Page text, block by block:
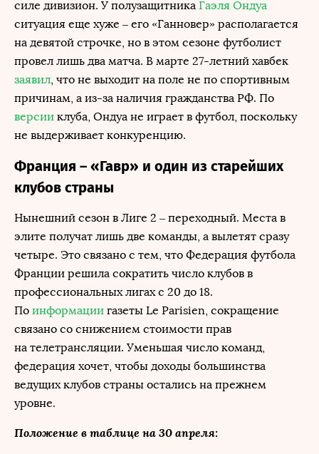
силе дивизион. У полузащитника Гаэля Ондуа
ситуация еще хуже – его «Ганновер» располагается
на девятой строчке, но в этом сезоне футболист
провел лишь два матча. В марте 27-летний хавбек
заявил, что не выходит на поле не по спортивным
причинам, а из-за наличия гражданства РФ. По
версии клуба, Ондуа не играет в футбол, поскольку
не выдерживает конкуренцию.
Франция – «Гавр» и один из старейших
клубов страны
Нынешний сезон в Лиге 2 – переходный. Места в
элите получат лишь две команды, а вылетят сразу
четыре. Это связано с тем, что Федерация футбола
Франции решила сократить число клубов в
профессиональных лигах с 20 до 18.
По информации газеты Le Parisien, сокращение
связано со снижением стоимости прав
на телетрансляции. Уменьшая число команд,
федерация хочет, чтобы доходы большинства
ведущих клубов страны остались на прежнем
уровне.
Положение в таблице на 30 апреля: